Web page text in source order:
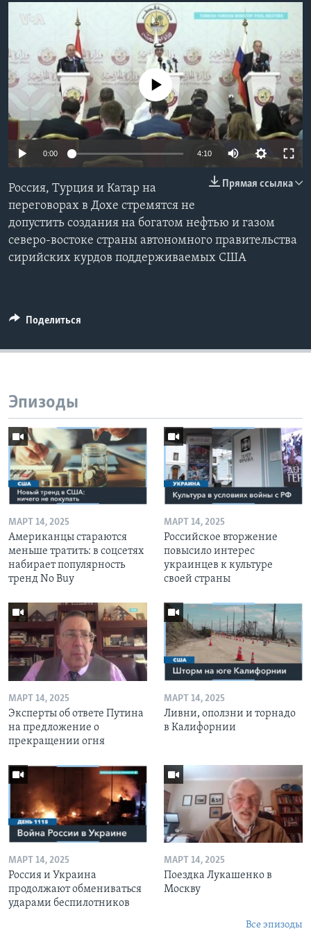
Learning English
СОЦИАЛЬНЫЕ СЕТИ
Языки
No media source currently available
0:00 4:10
Прямая ссылка
Россия, Турция и Катар на
переговорах в Дохе стремятся не
допустить создания на богатом нефтью и газом
северо-востоке страны автономного правительства
сирийских курдов поддерживаемых США
Поделиться
Эпизоды
МАРТ 14, 2025
Американцы стараются
меньше тратить: в соцсетях
набирает популярность
тренд No Buy
МАРТ 14, 2025
Российское вторжение
повысило интерес
украинцев к культуре
своей страны
МАРТ 14, 2025
Эксперты об ответе Путина
на предложение о
прекращении огня
МАРТ 14, 2025
Ливни, оползни и торнадо
в Калифорнии
МАРТ 14, 2025
Россия и Украина
продолжают обмениваться
ударами беспилотников
МАРТ 14, 2025
Поездка Лукашенко в
Москву
Все эпизоды